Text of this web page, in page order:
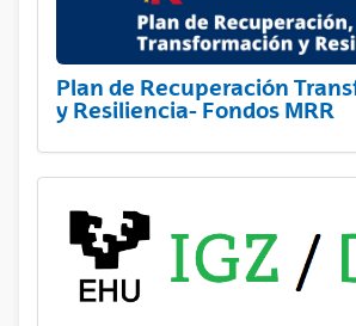
Plan de Recuperación
y Resiliencia- Fondos MRR